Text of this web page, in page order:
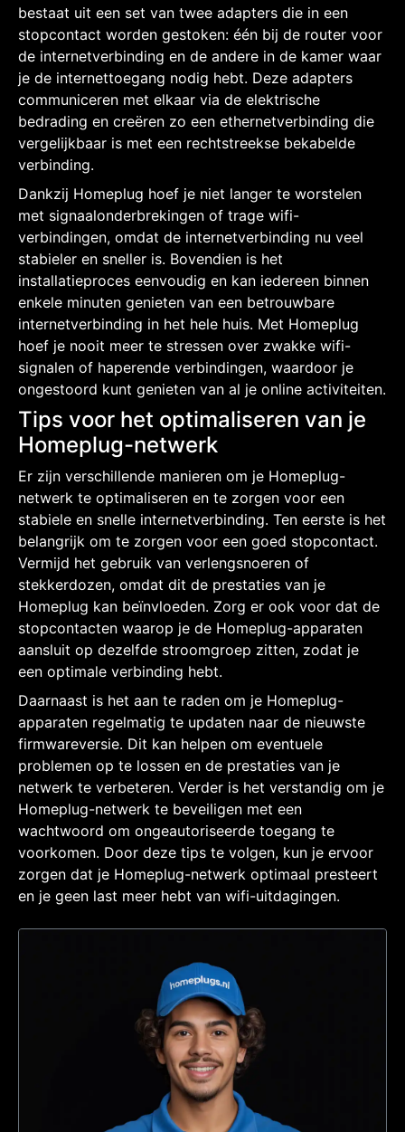
bestaat uit een set van twee adapters die in een
stopcontact worden gestoken: één bij de router voor
de internetverbinding en de andere in de kamer waar
je de internettoegang nodig hebt. Deze adapters
communiceren met elkaar via de elektrische
bedrading en creëren zo een ethernetverbinding die
vergelijkbaar is met een rechtstreekse bekabelde
verbinding.
Dankzij Homeplug hoef je niet langer te worstelen
met signaalonderbrekingen of trage wifi-
verbindingen, omdat de internetverbinding nu veel
stabieler en sneller is. Bovendien is het
installatieproces eenvoudig en kan iedereen binnen
enkele minuten genieten van een betrouwbare
internetverbinding in het hele huis. Met Homeplug
hoef je nooit meer te stressen over zwakke wifi-
signalen of haperende verbindingen, waardoor je
ongestoord kunt genieten van al je online activiteiten.
Tips voor het optimaliseren van je
Homeplug-netwerk
Er zijn verschillende manieren om je Homeplug-
netwerk te optimaliseren en te zorgen voor een
stabiele en snelle internetverbinding. Ten eerste is het
belangrijk om te zorgen voor een goed stopcontact.
Vermijd het gebruik van verlengsnoeren of
stekkerdozen, omdat dit de prestaties van je
Homeplug kan beïnvloeden. Zorg er ook voor dat de
stopcontacten waarop je de Homeplug-apparaten
aansluit op dezelfde stroomgroep zitten, zodat je
een optimale verbinding hebt.
Daarnaast is het aan te raden om je Homeplug-
apparaten regelmatig te updaten naar de nieuwste
firmwareversie. Dit kan helpen om eventuele
problemen op te lossen en de prestaties van je
netwerk te verbeteren. Verder is het verstandig om je
Homeplug-netwerk te beveiligen met een
wachtwoord om ongeautoriseerde toegang te
voorkomen. Door deze tips te volgen, kun je ervoor
zorgen dat je Homeplug-netwerk optimaal presteert
en je geen last meer hebt van wifi-uitdagingen.